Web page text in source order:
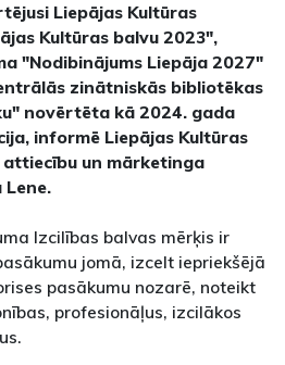
Liepājas Kultūras
Kultūras balvu 2023",
"Nodibinājums Liepāja 2027"
zinātniskās bibliotēkas
novērtēta kā 2024. gada
informē Liepājas Kultūras
un mārketinga
Izcilības balvas mērķis ir
jomā, izcelt iepriekšējā
pasākumu nozarē, noteikt
profesionāļus, izcilākos